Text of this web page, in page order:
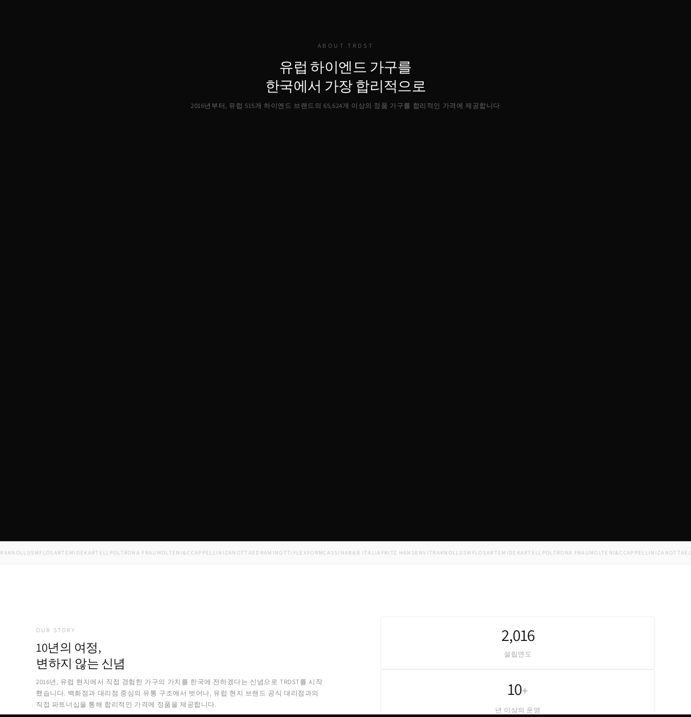
ABOUT TRDST
유럽 하이엔드 가구를
한국에서 가장 합리적으로
2016년부터, 유럽 515개 하이엔드 브랜드의65,624개 이상의 정품 가구를 합리적인 가격에 제공합니다
USMFLOS ARTEMIDE KARTELLPOLTRONA FRAUMOLTENI&C CAPPELLINIZANOTTAEDRAMINOTTIFLEXFORMCASSINAB&B ITALIAFRITZ HANSENVITRAKNOLLUSMFLOS ARTEMIDE KARTELLPOLTRONA FRAU MOLTENI&C CAPPELLINIZANOTTAEDRA
OUR STORY
10년의 여정,
변하지 않는 신념
2016년, 유럽 현지에서 직접 경험한 가구의 가치를 한국에 전하겠다는 신념으로 TRDST를 시작
했습니다. 백화점과 대리점 중심의 유통 구조에서 벗어나, 유럽 현지 브랜드 공식 대리점과의
직접 파트너십을 통해 합리적인 가격에 정품을 제공합니다.
2,016
설립연도
10+
년 이상의 운영